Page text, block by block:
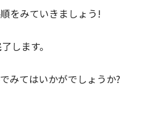
をみていきましょう!
します。
みてはいかがでしょうか?